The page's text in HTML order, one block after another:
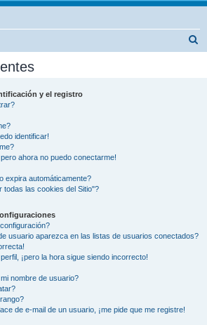
y el registro
identificar!
ahora no puedo conectarme!
expira automáticamente?
todas las cookies del Sitio"?
usuario aparezca en las listas de usuarios conectados?
¡pero la hora sigue siendo incorrecto!
nombre de usuario?
de e-mail de un usuario, ¡me pide que me registre!